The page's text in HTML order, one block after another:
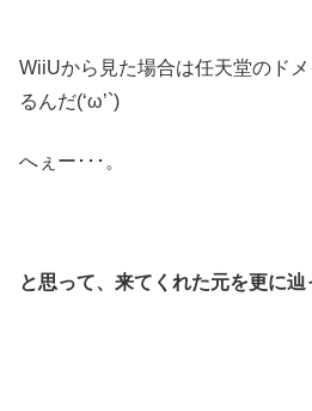
WiiUから見た場合は任天堂のド
るんだ(‘ω’`)
へぇー･･･。
と思って、来てくれた元を更に辿